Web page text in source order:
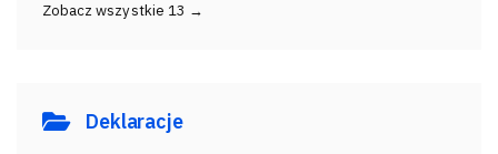
Zobacz wszystkie 13 →
Deklaracje